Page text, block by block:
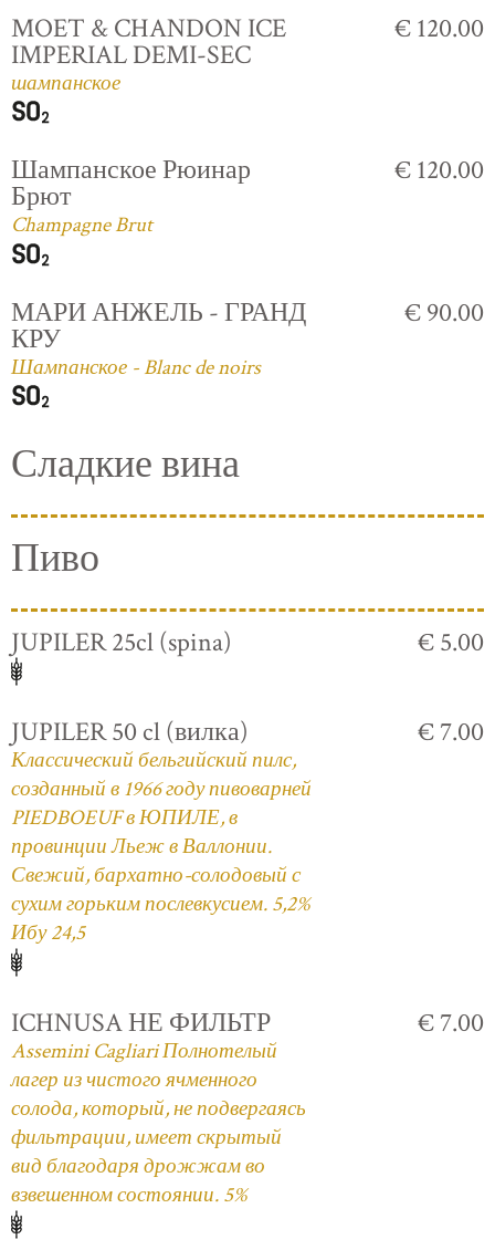
MOET & CHANDON ICE
IMPERIAL DEMI-SEC
шампанское
€ 120.00
Шампанское Рюинар
Брют
Champagne Brut
€ 120.00
МАРИ АНЖЕЛЬ - ГРАНД
КРУ
Шампанское - Blanc de noirs
€ 90.00
Сладкие вина
Пиво
JUPILER 25cl (spina) € 5.00
JUPILER 50 cl (вилка)
Классический бельгийский пилс,
созданный в 1966 году пивоварней
PIEDBOEUF в ЮПИЛЕ, в
провинции Льеж в Валлонии.
Свежий, бархатно-солодовый с
сухим горьким послевкусием. 5,2%
Ибу 24,5
€ 7.00
ICHNUSA НЕ ФИЛЬТР
Assemini Cagliari Полнотелый
лагер из чистого ячменного
солода, который, не подвергаясь
фильтрации, имеет скрытый
вид благодаря дрожжам во
взвешенном состоянии. 5%
€ 7.00